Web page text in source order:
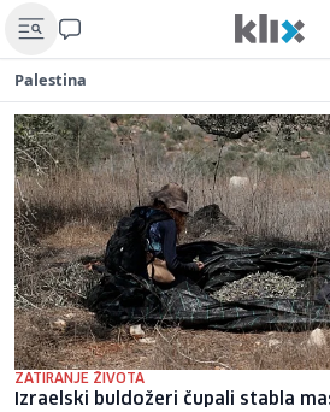
Palestina
ZATIRANJE ŽIVOTA
Izraelski buldožeri čupali stabla